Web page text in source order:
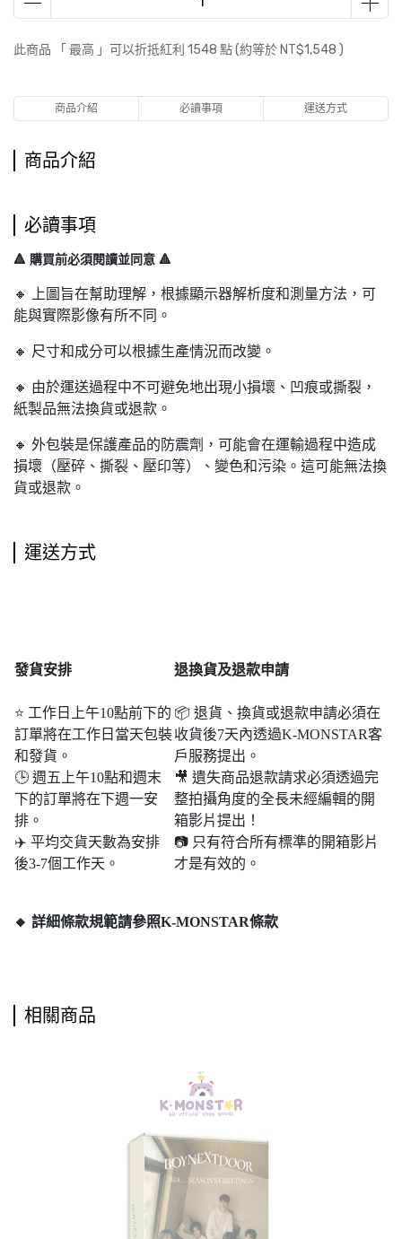
此商品 「 最高 」可以折抵紅利 1548 點 (約等於 NT$1,548 )
商品介紹 必讀事項 運送方式
商品介紹
必讀事項
🔺 購買前必須閱讀並同意 🔺
🔸 上圖旨在幫助理解，根據顯示器解析度和測量方法，可
能與實際影像有所不同。
🔸 尺寸和成分可以根據生產情況而改變。
🔸 由於運送過程中不可避免地出現小損壞、凹痕或撕裂，
紙製品無法換貨或退款。
🔸 外包裝是保護產品的防震劑，可能會在運輸過程中造成
損壞（壓碎、撕裂、壓印等）、變色和污染。這可能無法換
貨或退款。
運送方式
發貨安排
⭐ 工作日上午10點前下的
訂單將在工作日當天包裝
和發貨。
🕒 週五上午10點和週末​​
下的訂單將在下週一安
排。
✈️ 平均交貨天數為安排
後3-7個工作天。
退換貨及退款申請
📦 退貨、換貨或退款申請必須在
收貨後7天內透過K-MONSTAR客
戶服務提出。
🎥 遺失商品退款請求必須透過完
整拍攝角度的全長未經編輯的開
箱影片提出！
📷 只有符合所有標準的開箱影片
才是有效的。
🔸 詳細條款規範請參照K-MONSTAR條款
相關商品